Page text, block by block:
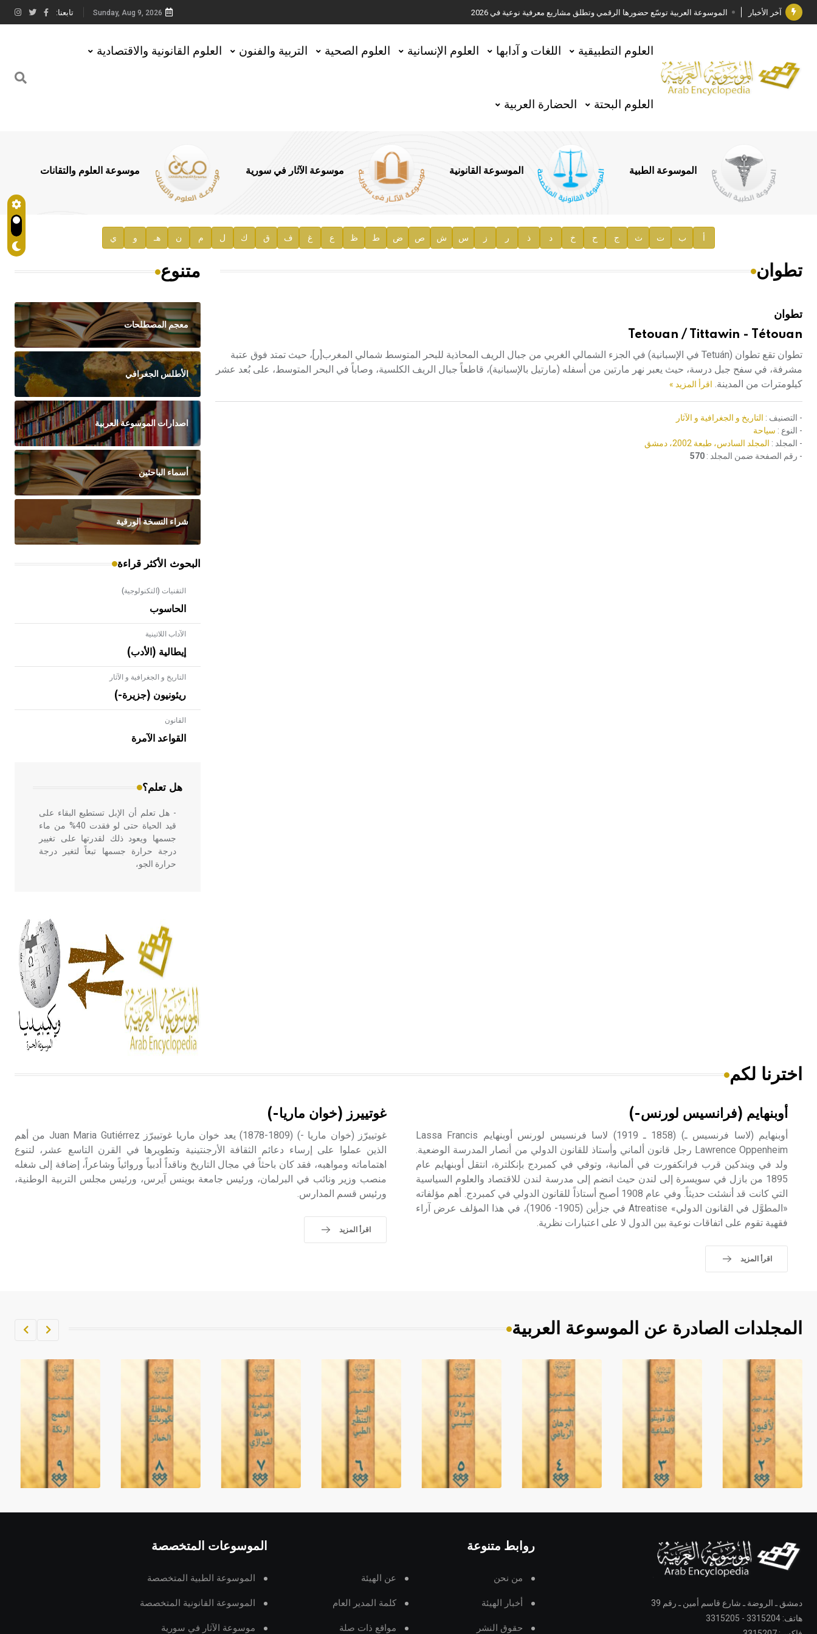
آخر الأخبار الموسوعة العربية توسّع حضورها الرقمي وتطلق مشاريع معرفية نوعية في 2026
جائزة مجمع الملك سلمان العالمي للغة العربية 2025
الأستاذ إياد خالد الطباع مدير عام لهيئة الموسوعة العربية
السيد محمد ياسين صالح وزيرا للثقافة
توصيات مجلس الإدارة
صدور المجلد السابع من موسوعة الآثار في سورية
إعلان..
Sunday, Aug 9, 2026 تابعنا:
العلوم التطبيقية اللغات و آدابها العلوم الإنسانية العلوم الصحية التربية والفنون العلوم القانونية والاقتصادية
العلوم البحتة الحضارة العربية
الموسوعة الطبية الموسوعة القانونية موسوعة الآثار في سورية موسوعة العلوم والتقانات
أ ب ت ث ج ح خ د ذ ر ز س ش ص ض ط ظ ع غ ف ق ك ل م ن هـ و ي
تطوان
تطوان
Tetouan / Tittawin - Tétouan
تطوان تقع تطوان (Tetuán في الإسبانية) في الجزء الشمالي الغربي من جبال الريف المحاذية للبحر المتوسط شمالي المغرب[ر]، حيث تمتد فوق عتبة
مشرفة، في سفح جبل درسة، حيث يعبر نهر مارتين من أسفله (مارتيل بالإسبانية)، قاطعاً جبال الريف الكلسية، وصاباً في البحر المتوسط، على بُعد عشر
كيلومترات من المدينة. اقرأ المزيد »
- التصنيف : التاريخ و الجغرافية و الآثار
- النوع : سياحة
- المجلد : المجلد السادس، طبعة 2002، دمشق
- رقم الصفحة ضمن المجلد : 570
متنوع
معجم المصطلحات
الأطلس الجغرافي
اصدارات الموسوعة العربية
أسماء الباحثين
شراء النسخة الورقية
البحوث الأكثر قراءة
التقنيات (التكنولوجية)
الحاسوب
الآداب اللاتينية
إيطالية (الأدب)
التاريخ و الجغرافية و الآثار
ريئونيون (جزيرة-)
القانون
القواعد الآمرة
هل تعلم؟
- هل تعلم أن الأبلق نوع من الفنون
الهندسية التي ارتبطت بالعمارة الإسلامية
في بلاد الشام ومصر خاصة، حيث يحرص
- هل تعلم أن الإبل تستطيع البقاء على
قيد الحياة حتى لو فقدت 40% من ماء
جسمها ويعود ذلك لقدرتها على تغيير
درجة حرارة جسمها تبعاً لتغير درجة
حرارة الجو،
أربعة مؤلفات هي: الحكم، الأدلة، تنظيم
التغذية، ورسالته في جروح الرأس.
ويعود له الفضل بأنه حرر الطب من
الدين والفلسفة.
- هل تعلم أن المرجان إفراز حيواني
يتكون في البحر ويتركب من مادة
كربونات الكلسيوم، وهو أحمر أو شديد
الحمرة وهو أجود أنواعه، ويمتاز بكبر
الحجم ويسمى الش
الإنكليزية أب
- هل تعلم أن أبجر Abgar اسم معروف
اخترنا لكم
أوبنهايم (فرانسيس لورنس-)
أوبنهايم (لاسا فرنسيس ـ) (1858 ـ 1919) لاسا فرنسيس لورنس أوبنهايم Lassa Francis
Lawrence Oppenheim رجل قانون ألماني وأستاذ للقانون الدولي من أنصار المدرسة الوضعية.
ولد في ويندكين قرب فرانكفورت في ألمانية، وتوفي في كمبردج بإنكلترة، انتقل أوبنهايم عام
1895 من بازل في سويسرة إلى لندن حيث انضم إلى مدرسة لندن للاقتصاد والعلوم السياسية
التي كانت قد أنشئت حديثاً. وفي عام 1908 أصبح أستاذاً للقانون الدولي في كمبردج. أهم مؤلفاته
«المطوَّل في القانون الدولي» Atreatise في جزأين (1905- 1906)، في هذا المؤلف عرض آراء
فقهية تقوم على اتفاقات نوعية بين الدول لا على اعتبارات نظرية.
اقرأ المزيد
غوتييرز (خوان ماريا-)
غوتييرّز (خوان ماريا -) (1809-1878) يعد خوان ماريا غوتييرّز Juan Maria Gutiérrez من أهم
الذين عملوا على إرساء دعائم الثقافة الأرجنتينية وتطويرها في القرن التاسع عشر، لتنوع
اهتماماته ومواهبه، فقد كان باحثاً في مجال التاريخ وناقداً أدبياً وروائياً وشاعراً، إضافة إلى شغله
منصب وزير ونائب في البرلمان، ورئيس جامعة بوينس آيرس، ورئيس مجلس التربية الوطنية،
ورئيس قسم المدارس.
اقرأ المزيد
المجلدات الصادرة عن الموسوعة العربية
دمشق ـ الروضة ـ شارع قاسم أمين ـ رقم 39
هاتف: 3315204 - 3315205
روابط متنوعة
من نحن عن الهيئة
أخبار الهيئة كلمة المدير العام
حقوق النشر مواقع ذات صلة
الموسوعات المتخصصة
الموسوعة الطبية المتخصصة
الموسوعة القانونية المتخصصة
موسوعة الآثار في سورية